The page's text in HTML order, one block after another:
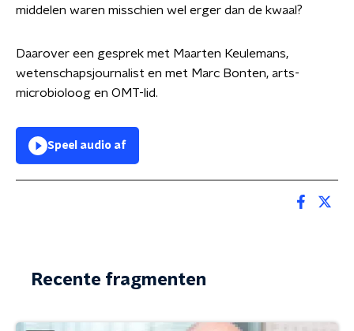
middelen waren misschien wel erger dan de kwaal?
Daarover een gesprek met Maarten Keulemans,
wetenschapsjournalist en met Marc Bonten, arts-
microbioloog en OMT-lid.
Speel audio af
Recente fragmenten